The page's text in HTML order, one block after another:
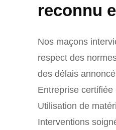
reconnu
Nos maçons
respect des
des délais
Entreprise certifiée
Utilisation de
Interventions